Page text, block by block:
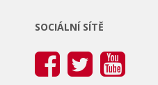
SOCIÁLNÍ SÍTĚ